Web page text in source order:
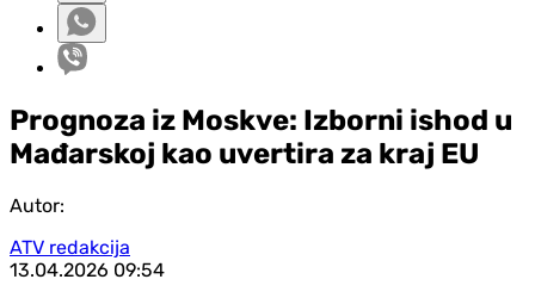
Prognoza iz Moskve: Izborni ishod u
Mađarskoj kao uvertira za kraj EU
Autor:
ATV redakcija
13.04.2026 09:54